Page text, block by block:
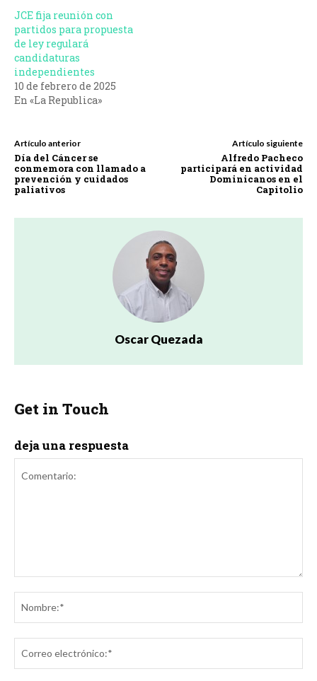
JCE fija reunión con
partidos para propuesta
de ley regulará
candidaturas
independientes
10 de febrero de 2025
En «La Republica»
Artículo anterior
Día del Cáncer se
conmemora con llamado a
prevención y cuidados
paliativos
Artículo siguiente
Alfredo Pacheco
participará en actividad
Dominicanos en el
Capitolio
Oscar Quezada
Get in Touch
deja una respuesta